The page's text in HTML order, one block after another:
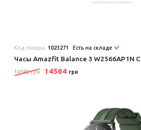
Код товара: 1023271 Есть на складе
Часы Amazfit Balance 3 W2566AP1N
14580 грн 14564 грн